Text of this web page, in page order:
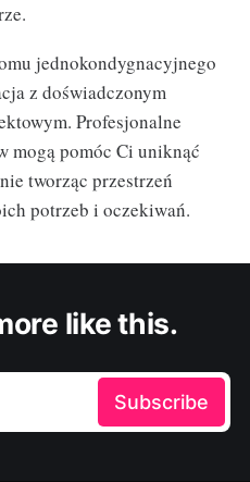
jednokondygnacyjnego
z doświadczonym
Profesjonalne
mogą pomóc Ci uniknąć
tworząc przestrzeń
potrzeb i oczekiwań.
like this.
Subscribe